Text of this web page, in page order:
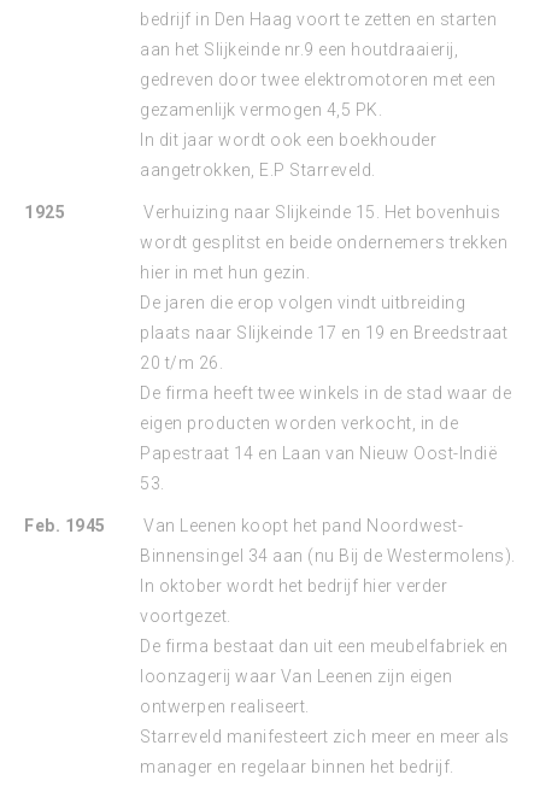
bedrijf in Den Haag voort te zetten en starten
aan het Slijkeinde nr.9 een houtdraaierij,
gedreven door twee elektromotoren met een
gezamenlijk vermogen 4,5 PK.
In dit jaar wordt ook een boekhouder
aangetrokken, E.P Starreveld.
1925
Verhuizing naar Slijkeinde 15. Het bovenhuis
wordt gesplitst en beide ondernemers trekken
hier in met hun gezin.
De jaren die erop volgen vindt uitbreiding
plaats naar Slijkeinde 17 en 19 en Breedstraat
20 t/m 26.
De firma heeft twee winkels in de stad waar de
eigen producten worden verkocht, in de
Papestraat 14 en Laan van Nieuw Oost-Indië
53.
Feb. 1945
Van Leenen koopt het pand Noordwest-
Binnensingel 34 aan (nu Bij de Westermolens).
In oktober wordt het bedrijf hier verder
voortgezet.
De firma bestaat dan uit een meubelfabriek en
loonzagerij waar Van Leenen zijn eigen
ontwerpen realiseert.
Starreveld manifesteert zich meer en meer als
manager en regelaar binnen het bedrijf.